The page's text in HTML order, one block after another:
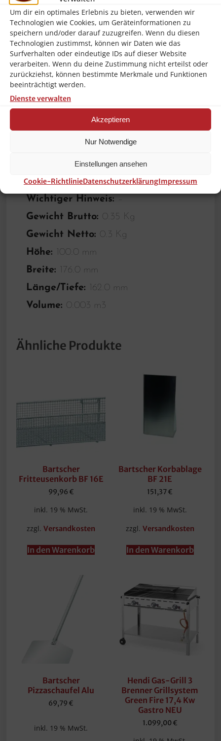
Um dir ein optimales Erlebnis zu bieten, verwenden wir
Technologien wie Cookies, um Geräteinformationen zu
speichern und/oder darauf zuzugreifen. Wenn du diesen
Technologien zustimmst, können wir Daten wie das
Surfverhalten oder eindeutige IDs auf dieser Website
verarbeiten. Wenn du deine Zustimmung nicht erteilst oder
zurückziehst, können bestimmte Merkmale und Funktionen
beeinträchtigt werden.
Dienste verwalten
Akzeptieren
Nur Notwendige
Einstellungen ansehen
Cookie-RichtlinieDatenschutzerklärungImpressum
Ausführung:Ohne Perforation
Norm:EN 631
Serie: Top Line
Material: CNS 18/10
Gastronorm:1/6 GN
Inhalt:
Stapelbar:Ja
Oberfläche:Glänzend
Verstärkter Rand:Nein
Eigenschaften:–
Tiefe Behälter:100 mm
Wichtiger Hinweis: –
Gewicht Brutto: 0.35 Kg
Gewicht Netto: 0.3 Kg
Höhe: 100.0 mm
Breite: 176.0 mm
Länge/Tiefe: 162.0 mm
Volume: 0.003 m3
Ähnliche Produkte
Bartscher
Fritteusenkorb BF 16E
99,96 €
inkl. 19 % MwSt.
zzgl.Versandkosten
In den Warenkorb
Bartscher Korbablage
BF 21E
151,37€
inkl. 19 % MwSt.
zzgl. Versandkosten
In den Warenkorb
Bartscher
Pizzaschaufel Alu
69,79 €
inkl. 19 % MwSt.
Hendi Gas-Grill 3
Brenner Grillsystem
Green Fire 17,4 Kw
Gastro NEU
1.099,00 €